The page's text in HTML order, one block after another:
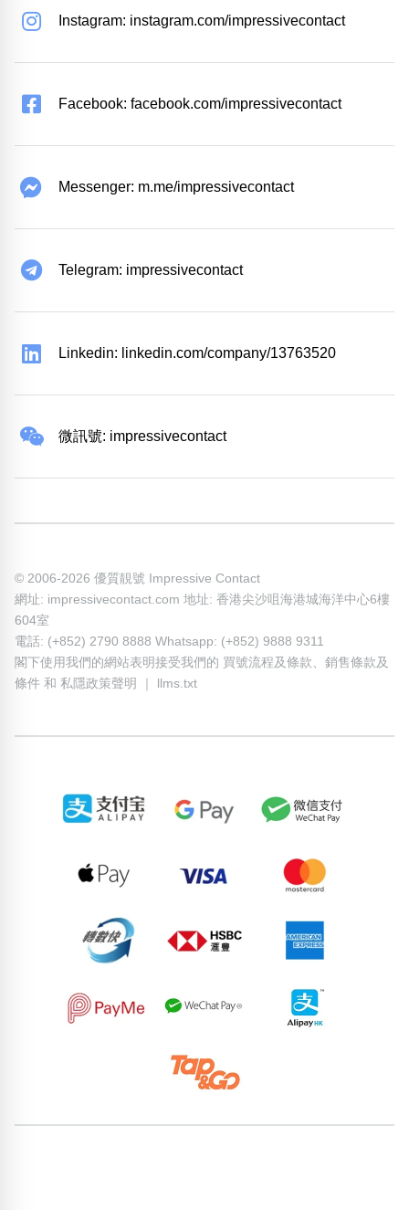
Instagram: instagram.com/impressivecontact
Facebook: facebook.com/impressivecontact
Messenger: m.me/impressivecontact
Telegram: impressivecontact
Linkedin: linkedin.com/company/13763520
微訊號: impressivecontact
© 2006-2026 優質靚號 Impressive Contact
網址: impressivecontact.com 地址: 香港尖沙咀海港城海洋中心6樓
604室
電話: (+852) 2790 8888 Whatsapp: (+852) 9888 9311
閣下使用我們的網站表明接受我們的 買號流程及條款
銷售條款及
條件 和 私隱政策聲明 llms.txt